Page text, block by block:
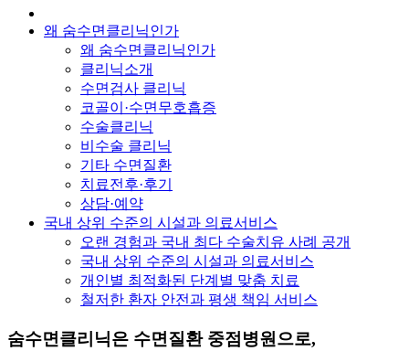
왜 숨수면클리닉인가
왜 숨수면클리닉인가
클리닉소개
수면검사 클리닉
코골이·수면무호흡증
수술클리닉
비수술 클리닉
기타 수면질환
치료전후·후기
상담·예약
국내 상위 수준의 시설과 의료서비스
오랜 경험과 국내 최다 수술치유 사례 공개
국내 상위 수준의 시설과 의료서비스
개인별 최적화된 단계별 맞춤 치료
철저한 환자 안전과 평생 책임 서비스
숨수면클리닉은 수면질환 중점병원으로,